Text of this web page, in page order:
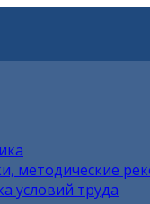
методические
условий труда